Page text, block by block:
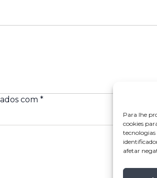
Para lhe
cookies
afetar
com *